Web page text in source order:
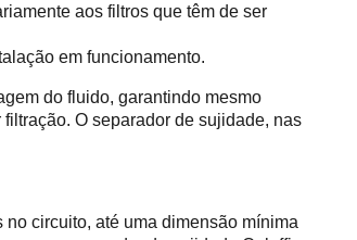
aos filtros que têm de ser
em funcionamento.
do fluido, garantindo mesmo
O separador de sujidade, nas
circuito, até uma dimensão mínima